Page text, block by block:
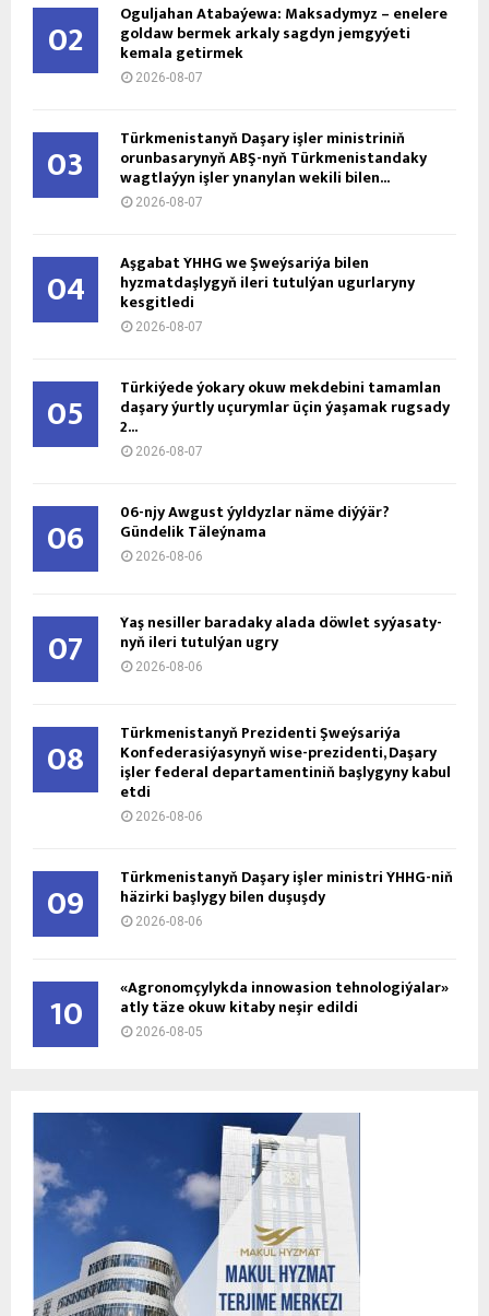
02 Oguljahan Atabaýewa: Maksadymyz – enelere
goldaw bermek arkaly sagdyn jemgyýeti
kemala getirmek
2026-08-07
03 Türkmenistanyň Daşary işler ministriniň
orunbasarynyň ABŞ-nyň Türkmenistandaky
wagtlaýyn işler ynanylan wekili bilen...
2026-08-07
04 Aşgabat ÝHHG we Şweýsariýa bilen
hyzmatdaşlygyň ileri tutulýan ugurlaryny
kesgitledi
2026-08-07
05 Türkiýede ýokary okuw mekdebini tamamlan
daşary ýurtly uçurymlar üçin ýaşamak rugsady
2...
2026-08-07
06 06-njy Awgust ýyldyzlar näme diýýär?
Gündelik Täleýnama
2026-08-06
07 Ýaş ne­sil­ler ba­ra­da­ky ala­da döw­let sy­ýa­sa­ty­
nyň ile­ri tu­tul­ýan ug­ry
2026-08-06
08 Türkmenistanyň Prezidenti Şweýsariýa
Konfederasiýasynyň wise-prezidenti, Daşary
işler federal departamentiniň başlygyny kabul
etdi
2026-08-06
09 Türkmenistanyň Daşary işler ministri ÝHHG-niň
häzirki başlygy bilen duşuşdy
2026-08-06
10 «Agronomçylykda innowasion tehnologiýalar»
atly täze okuw kitaby neşir edildi
2026-08-05